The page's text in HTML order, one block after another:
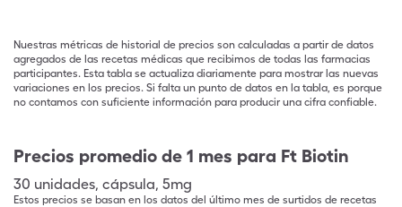
Nuestras métricas de historial de precios son calculadas a partir de datos
agregados de las recetas médicas que recibimos de todas las farmacias
participantes. Esta tabla se actualiza diariamente para mostrar las nuevas
variaciones en los precios. Si falta un punto de datos en la tabla, es porque
no contamos con suficiente información para producir una cifra confiable.
Precios promedio de 1 mes para Ft Biotin
30 unidades, cápsula, 5mg
Estos precios se basan en los datos del último mes de surtidos de recetas